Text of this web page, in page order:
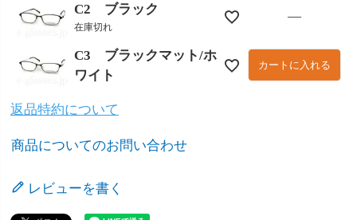
C2 ブラック
在庫切れ
—
C3 ブラックマット/ホ
ワイト
カートに入れる
返品特約について
商品についてのお問い合わせ
レビューを書く